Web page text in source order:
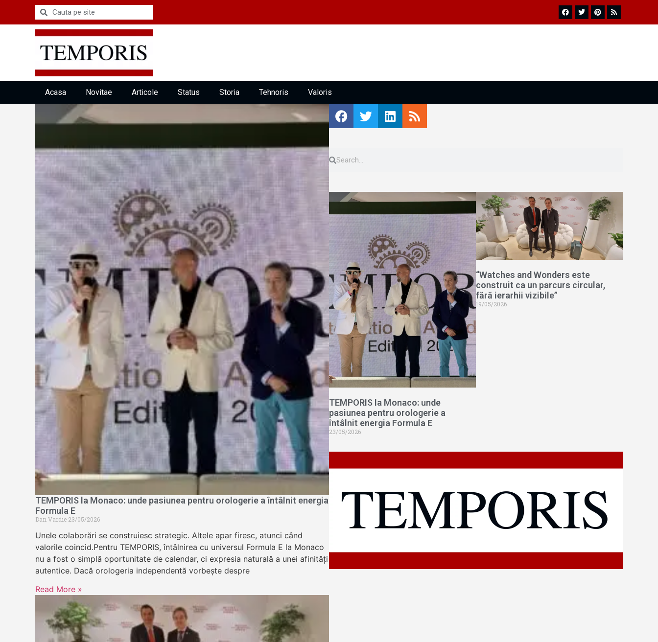
Acasa Novitae Articole Status Storia Tehnoris Valoris
TEMPORIS la Monaco: unde pasiunea pentru orologerie a întâlnit energia
Formula E
Dan Vardie 23/05/2026
Unele colaborări se construiesc strategic. Altele apar firesc, atunci când
valorile coincid.Pentru TEMPORIS, întâlnirea cu universul Formula E la Monaco
nu a fost o simplă oportunitate de calendar, ci expresia naturală a unei afinități
autentice. Dacă orologeria independentă vorbește despre
Read More »
TEMPORIS la Monaco: unde
pasiunea pentru orologerie a
întâlnit energia Formula E
23/05/2026
“Watches and Wonders este
construit ca un parcurs circular,
fără ierarhii vizibile”
19/05/2026